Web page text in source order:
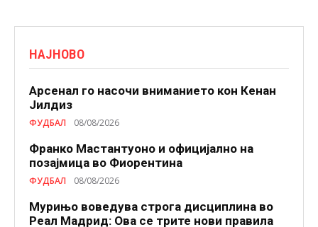
НАЈНОВО
Арсенал го насочи вниманието кон Кенан
Јилдиз
ФУДБАЛ 08/08/2026
Франко Мастантуоно и официјално на
позајмица во Фиорентина
ФУДБАЛ 08/08/2026
Мурињо воведува строга дисциплина во
Реал Мадрид: Ова се трите нови правила